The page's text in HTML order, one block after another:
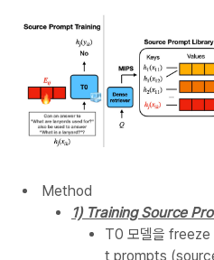
Method
1) Training Source
T0 모델을
t prompts